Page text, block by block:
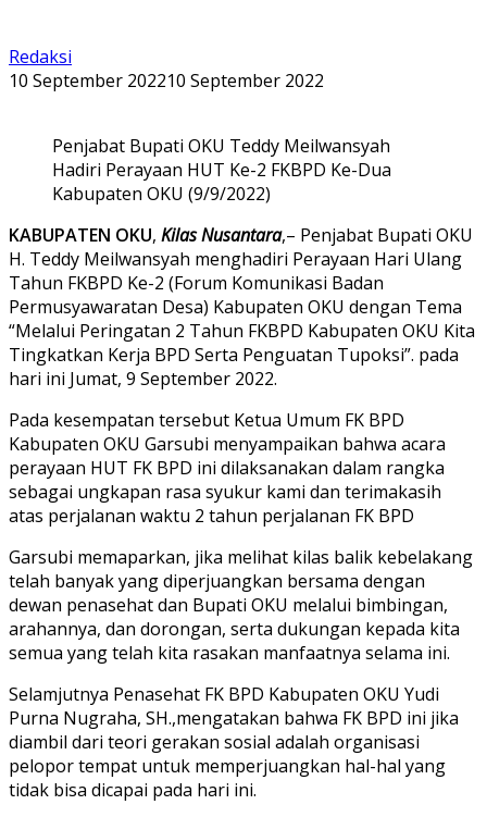
Redaksi
10 September 202210 September 2022
Penjabat Bupati OKU Teddy Meilwansyah
Hadiri Perayaan HUT Ke-2 FKBPD Ke-Dua
Kabupaten OKU (9/9/2022)
KABUPATEN OKU, Kilas Nusantara,– Penjabat Bupati OKU
H. Teddy Meilwansyah menghadiri Perayaan Hari Ulang
Tahun FKBPD Ke-2 (Forum Komunikasi Badan
Permusyawaratan Desa) Kabupaten OKU dengan Tema
“Melalui Peringatan 2 Tahun FKBPD Kabupaten OKU Kita
Tingkatkan Kerja BPD Serta Penguatan Tupoksi”. pada
hari ini Jumat, 9 September 2022.
Pada kesempatan tersebut Ketua Umum FK BPD
Kabupaten OKU Garsubi menyampaikan bahwa acara
perayaan HUT FK BPD ini dilaksanakan dalam rangka
sebagai ungkapan rasa syukur kami dan terimakasih
atas perjalanan waktu 2 tahun perjalanan FK BPD
Garsubi memaparkan, jika melihat kilas balik kebelakang
telah banyak yang diperjuangkan bersama dengan
dewan penasehat dan Bupati OKU melalui bimbingan,
arahannya, dan dorongan, serta dukungan kepada kita
semua yang telah kita rasakan manfaatnya selama ini.
Selamjutnya Penasehat FK BPD Kabupaten OKU Yudi
Purna Nugraha, SH.,mengatakan bahwa FK BPD ini jika
diambil dari teori gerakan sosial adalah organisasi
pelopor tempat untuk memperjuangkan hal-hal yang
tidak bisa dicapai pada hari ini.